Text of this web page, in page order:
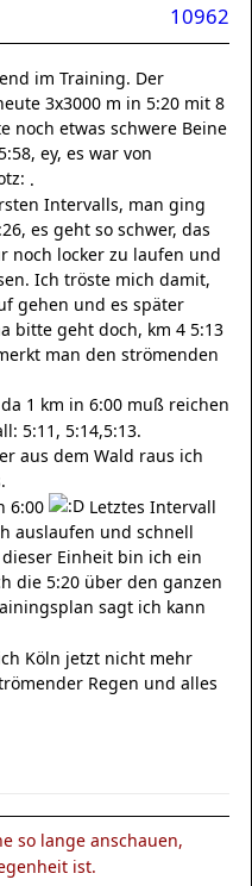
10962
im Training. Der
3x3000 m in 5:20 mit 8
noch etwas schwere Beine
ey, es war von
.
Intervalls, man ging
es geht so schwer, das
noch locker zu laufen und
Ich tröste mich damit,
gehen und es später
bitte geht doch, km 4 5:13
man den strömenden
1 km in 6:00 muß reichen
5:11, 5:14,5:13.
aus dem Wald raus ich
6:00
Letztes Intervall
auslaufen und schnell
Einheit bin ich ein
die 5:20 über den ganzen
sagt ich kann
Köln jetzt nicht mehr
Regen und alles
so lange anschauen,
ist.